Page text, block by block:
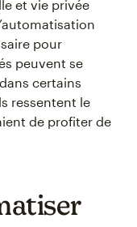
et vie privée
pour
peuvent se
certains
ressentent le
de profiter de